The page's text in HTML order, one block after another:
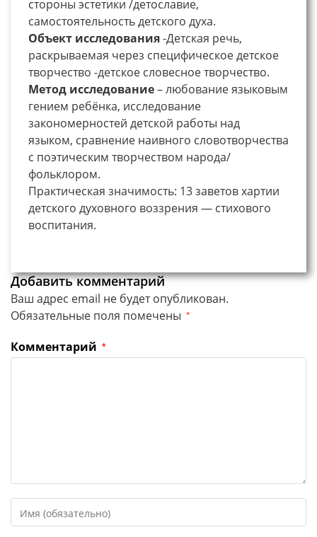
стороны эстетики /детославие,
самостоятельность детского духа.
Объект исследования-Детская речь,
раскрываемая через специфическое детское
творчество -детское словесное творчество.
Метод исследование– любование языковым
гением ребёнка, исследование
закономерностей детской работы над
языком, сравнение наивного словотворчества
с поэтическим творчеством народа/
фольклором.
Практическая значимость: 13 заветов хартии
детского духовного воззрения — стихового
воспитания.
Добавить комментарий
Ваш адрес email не будет опубликован.
Обязательные поля помечены *
Комментарий *
свое